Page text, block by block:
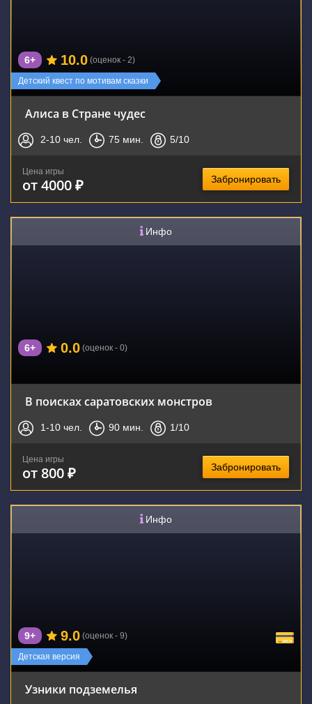
Детский квест по мотивам сказки
6+ 10.0 (оценок - 2)
Алиса в Стране чудес
2-10 чел. 75 мин. 5/10
Цена игры
от 4000 ₽ Забронировать
Инфо
6+ 0.0 (оценок - 0)
В поисках саратовских монстров
1-10 чел. 90 мин. 1/10
Цена игры
от 800 ₽ Забронировать
Инфо
Детская версия
9+ 9.0 (оценок - 9)
Узники подземелья